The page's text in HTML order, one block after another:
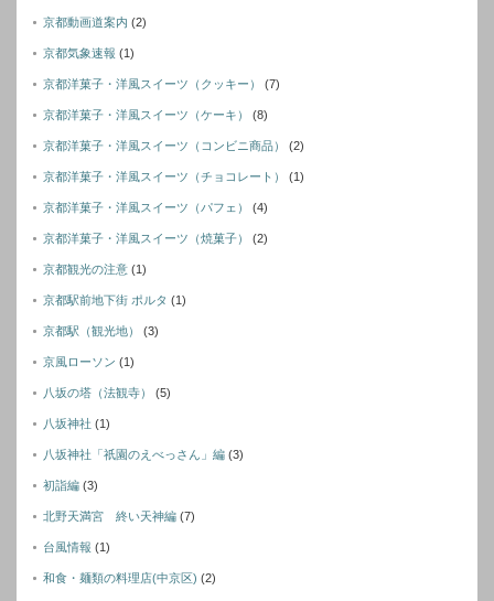
京都動画道案内 (2)
京都気象速報 (1)
京都洋菓子・洋風スイーツ（クッキー） (7)
京都洋菓子・洋風スイーツ（ケーキ） (8)
京都洋菓子・洋風スイーツ（コンビニ商品） (2)
京都洋菓子・洋風スイーツ（チョコレート） (1)
京都洋菓子・洋風スイーツ（パフェ） (4)
京都洋菓子・洋風スイーツ（焼菓子） (2)
京都観光の注意 (1)
京都駅前地下街 ポルタ (1)
京都駅（観光地） (3)
京風ローソン (1)
八坂の塔（法観寺） (5)
八坂神社 (1)
八坂神社「祇園のえべっさん」編 (3)
初詣編 (3)
北野天満宮 終い天神編 (7)
台風情報 (1)
和食・麺類の料理店(中京区) (2)